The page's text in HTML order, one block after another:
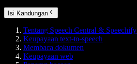
Isi Kandungan
Tentang Speech Central & Speechify
Keupayaan text-to-speech
Membaca dokumen
Keupayaan web